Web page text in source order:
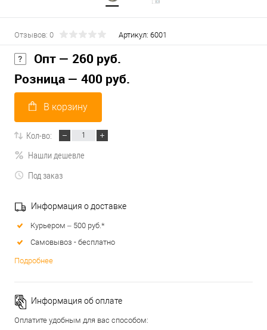
Отзывов: 0 Артикул: 6001
Опт — 260 руб.
Розница — 400 руб.
В корзину
Кол-во:
Нашли дешевле
Под заказ
Информация о доставке
Курьером – 500 руб.*
Самовывоз - бесплатно
Подробнее
Информация об оплате
Оплатите удобным для вас способом: